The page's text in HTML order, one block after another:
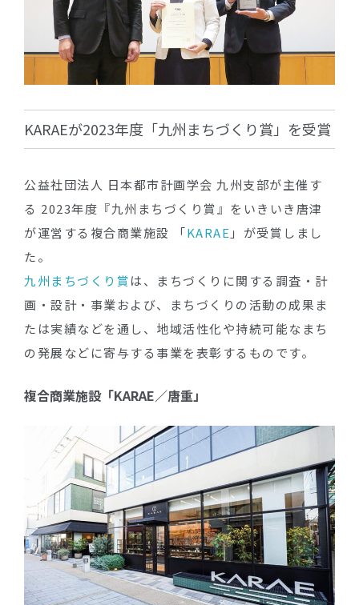
KARAEが2023年度「九州まちづくり賞」を受賞
公益社団法人 日本都市計画学会 九州支部が主催す
る 2023年度『九州まちづくり賞』をいきいき唐津
が運営する複合商業施設 「KARAE 」が受賞しまし
た。
九州まちづくり賞 は、まちづくりに関する調査・計
画・設計・事業および、まちづくりの活動の成果ま
たは実績などを通し、地域活性化や持続可能なまち
の発展などに寄与する事業を表彰するものです。
複合商業施設「KARAE／唐重」